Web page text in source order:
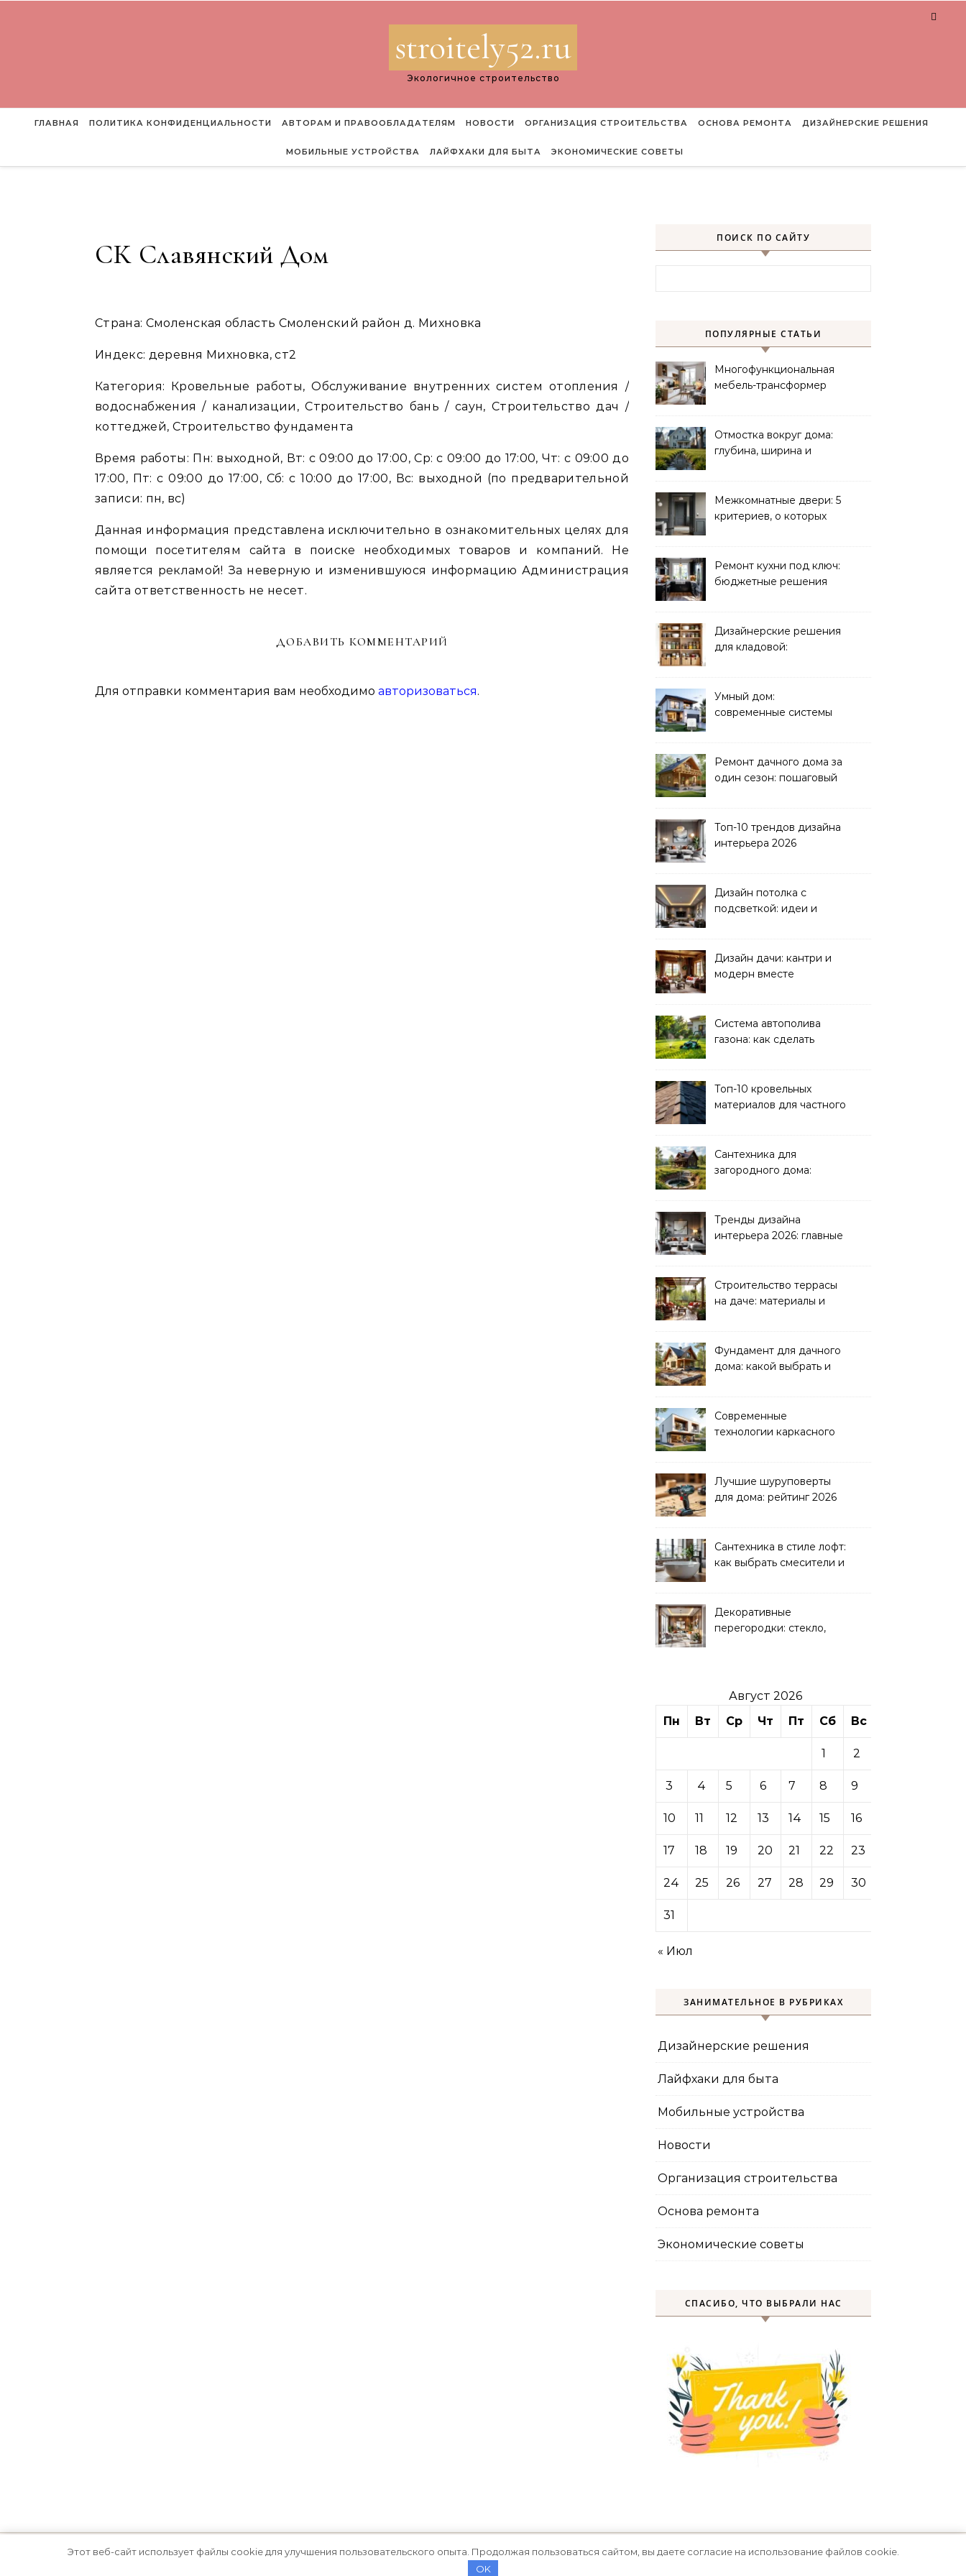
stroitely52.ru
Экологичное строительство
ГЛАВНАЯ ПОЛИТИКА КОНФИДЕНЦИАЛЬНОСТИ АВТОРАМ И ПРАВООБЛАДАТЕЛЯМ НОВОСТИ ОРГАНИЗАЦИЯ СТРОИТЕЛЬСТВА ОСНОВА РЕМОНТА ДИЗАЙНЕРСКИЕ РЕШЕНИЯ
МОБИЛЬНЫЕ УСТРОЙСТВА ЛАЙФХАКИ ДЛЯ БЫТА ЭКОНОМИЧЕСКИЕ СОВЕТЫ
СК Славянский Дом
Страна: Смоленская область Смоленский район д. Михновка
Индекс: деревня Михновка, ст2
Категория: Кровельные работы, Обслуживание внутренних систем отопления /
водоснабжения / канализации, Строительство бань / саун, Строительство дач /
коттеджей, Строительство фундамента
Время работы: Пн: выходной, Вт: с 09:00 до 17:00, Ср: с 09:00 до 17:00, Чт: с 09:00 до
17:00, Пт: с 09:00 до 17:00, Сб: с 10:00 до 17:00, Вс: выходной (по предварительной
записи: пн, вс)
Данная информация представлена исключительно в ознакомительных целях для
помощи посетителям сайта в поиске необходимых товаров и компаний. Не
является рекламой! За неверную и изменившуюся информацию Администрация
сайта ответственность не несет.
ДОБАВИТЬ КОММЕНТАРИЙ
Для отправки комментария вам необходимо авторизоваться.
ПОИСК ПО САЙТУ
ПОПУЛЯРНЫЕ СТАТЬИ
Многофункциональная
мебель-трансформер
Отмостка вокруг дома:
глубина, ширина и
Межкомнатные двери: 5
критериев, о которых
Ремонт кухни под ключ:
бюджетные решения
Дизайнерские решения
для кладовой:
Умный дом:
современные системы
Ремонт дачного дома за
один сезон: пошаговый
Топ-10 трендов дизайна
интерьера 2026
Дизайн потолка с
подсветкой: идеи и
Дизайн дачи: кантри и
модерн вместе
Система автополива
газона: как сделать
Топ-10 кровельных
материалов для частного
Сантехника для
загородного дома:
Тренды дизайна
интерьера 2026: главные
Строительство террасы
на даче: материалы и
Фундамент для дачного
дома: какой выбрать и
Современные
технологии каркасного
Лучшие шуруповерты
для дома: рейтинг 2026
Сантехника в стиле лофт:
как выбрать смесители и
Декоративные
перегородки: стекло,
Август 2026
Пн
Вт Ср Чт Пт Сб Вс
1 2
3 4 5 6 7 8 9
10 11 12 13 14 15 16
17 18 19 20 21 22 23
24 25 26 27 28 29 30
31
« Июл
ЗАНИМАТЕЛЬНОЕ В РУБРИКАХ
Дизайнерские решения
Лайфхаки для быта
Мобильные устройства
Новости
Организация строительства
Основа ремонта
Экономические советы
СПАСИБО, ЧТО ВЫБРАЛИ НАС
Optima Themes
Этот веб-сайт использует файлы cookie для улучшения пользовательского опыта. Продолжая пользоваться сайтом, вы даете согласие на использование файлов cookie.
OK